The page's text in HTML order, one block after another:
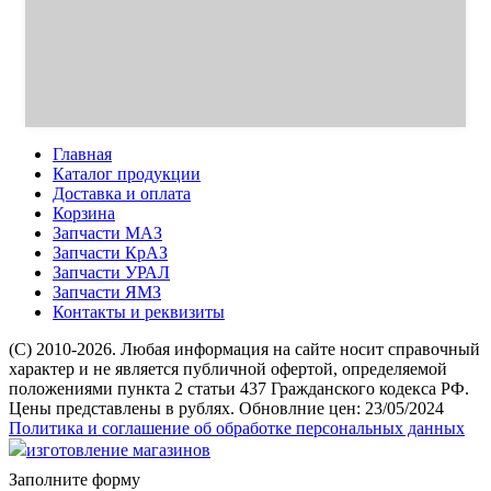
Главная
Каталог продукции
Доставка и оплата
Корзина
Запчасти МАЗ
Запчасти КрАЗ
Запчасти УРАЛ
Запчасти ЯМЗ
Контакты и реквизиты
(C) 2010-2026. Любая информация на сайте носит справочный
характер и не является публичной офертой, определяемой
положениями пункта 2 статьи 437 Гражданского кодекса РФ.
Цены представлены в рублях. Обновлние цен: 23/05/2024
Политика и соглашение об обработке персональных данных
изготовление магазинов
Заполните форму